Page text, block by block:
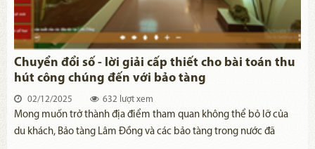
Chuyển đổi số - lời giải cấp thiết cho bài toán thu
hút công chúng đến với bảo tàng
02/12/2025 632 lượt xem
Mong muốn trở thành địa điểm tham quan không thể bỏ lỡ của
du khách, Bảo tàng Lâm Đồng và các bảo tàng trong nước đã